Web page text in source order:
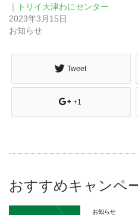
｜トリイ大津わにセンター
2023年3月15日
お知らせ
Tweet
+1
おすすめキャンペ
お知らせ